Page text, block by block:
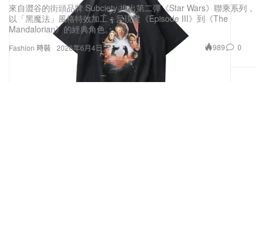
Fashion 時裝
來自澀谷的街頭品牌 Subciety 推出第二彈《Star Wars》聯乘系列，
以「黑魔法」風格特效加工，呈現從《Episode III》到《The
Mandalorian》的經典角色。
2026年6月4日 989 0